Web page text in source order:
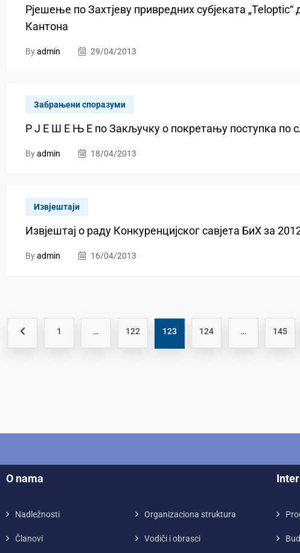
Рјешење по Захтјеву привредних субјеката
Кантона
Byadmin 29/04/2013
Забрањени споразуми
Р Ј Е Ш Е Њ Е по Закључку о покретању поступка по
Byadmin 18/04/2013
Извјештаји
Извјештај о раду Конкуренцијског савјета БиХ за
Byadmin 16/04/2013
1 … 122 123 124 … 145
O nama
Nadležnosti Organizaciona struktura
Članovi Vodiči i obrasci